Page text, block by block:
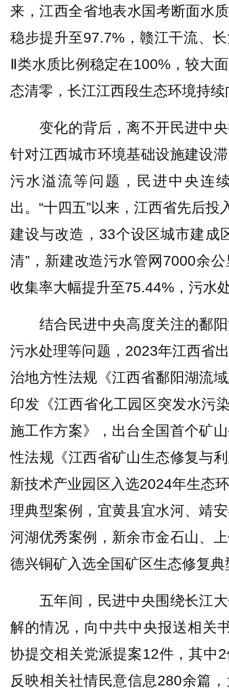
来，江西全省地表水国考断面水
稳步提升至97.7%，赣江干流、
Ⅱ类水质比例稳定在100%，较大
态清零，长江江西段生态环境持续
变化的背后，离不开民进中央
针对江西城市环境基础设施建设
污水溢流等问题，民进中央连
出。“十四五”以来，江西省先后
建设与改造，33个设区城市建成
清”，新建改造污水管网7000余
收集率大幅提升至75.44%，污水
结合民进中央高度关注的鄱阳
污水处理等问题，2023年江西省
治地方性法规《江西省鄱阳湖流
印发《江西省化工园区突发水污
施工作方案》，出台全国首个矿
性法规《江西省矿山生态修复与
新技术产业园区入选2024年生态
理典型案例，宜黄县宜水河、靖
河湖优秀案例，新余市金石山、
德兴铜矿入选全国矿区生态修复典
五年间，民进中央围绕长江大
解的情况，向中共中央报送相关
协提交相关党派提案12件，其中
反映相关社情民意信息280余篇